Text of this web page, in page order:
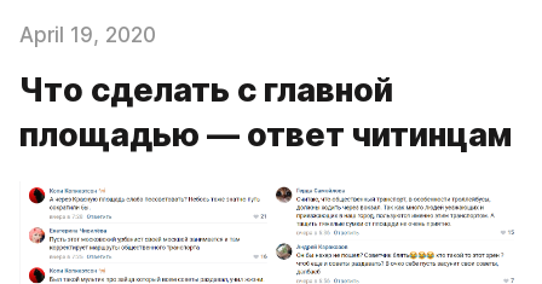
April 19, 2020
Что сделать с главной
площадью — ответ читинцам